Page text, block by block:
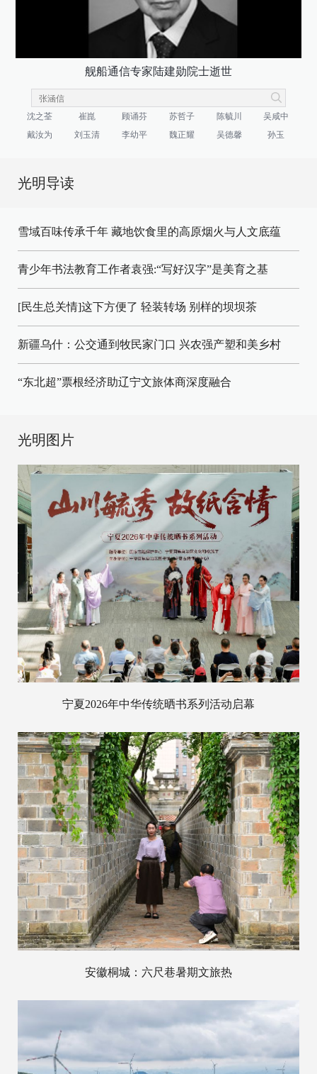
舰船通信专家陆建勋院士逝世
沈之荃 崔崑 顾诵芬 苏哲子 陈毓川
吴咸中
戴汝为
刘玉清 李幼平 魏正耀 吴德馨 孙玉
光明导读
雪域百味传承千年 藏地饮食里的高原烟火与人文底蕴
青少年书法教育工作者袁强:“写好汉字”是美育之基
[民生总关情]这下方便了 轻装转场 别样的坝坝茶
新疆乌什：公交通到牧民家门口 兴农强产塑和美乡村
“东北超”票根经济助辽宁文旅体商深度融合
光明图片
宁夏2026年中华传统晒书系列活动启幕
安徽桐城：六尺巷暑期文旅热